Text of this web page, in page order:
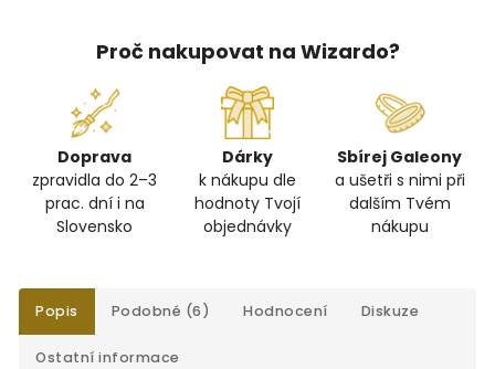
Proč nakupovat na Wizardo?
Doprava
zpravidla do 2–3
prac. dní i na
Slovensko
Dárky
k nákupu dle
hodnoty Tvojí
objednávky
Sbírej Galeony
a ušetři s nimi při
dalším Tvém
nákupu
Popis Podobné (6) Hodnocení Diskuze
Ostatní informace